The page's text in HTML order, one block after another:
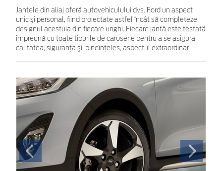
Jantele din aliaj oferă autovehiculului dvs. Ford un aspect
unic şi personal, fiind proiectate astfel încât să completeze
designul acestuia din fiecare unghi. Fiecare jantă este testată
împreună cu toate tipurile de caroserie pentru a se asigura
calitatea, siguranţa şi, bineînţeles, aspectul extraordinar.